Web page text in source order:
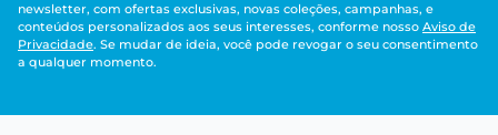
newsletter, com ofertas exclusivas, novas coleções, campanhas, e
conteúdos personalizados aos seus interesses, conforme nosso Aviso de
Privacidade. Se mudar de ideia, você pode revogar o seu consentimento
a qualquer momento.